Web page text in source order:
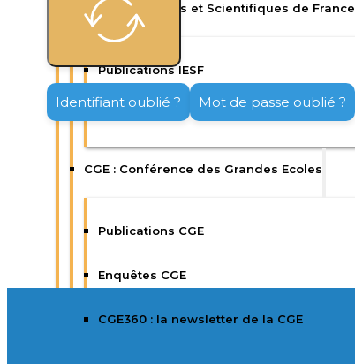
IESF : Ingénieurs et Scientifiques de France
Publications IESF
CGE : Conférence des Grandes Ecoles
Publications CGE
Enquêtes CGE
CGE360 : la newsletter de la CGE
Identifiant oublié ? Mot de passe oublié ?